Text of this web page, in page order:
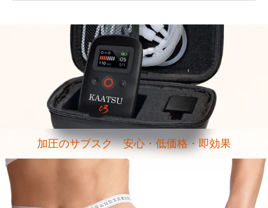
加圧のサブスク 安心・低価格・即効果